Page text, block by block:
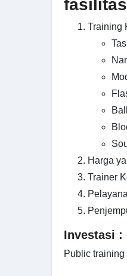
Training
Tas
Harga
Trainer
Investasi :
Public